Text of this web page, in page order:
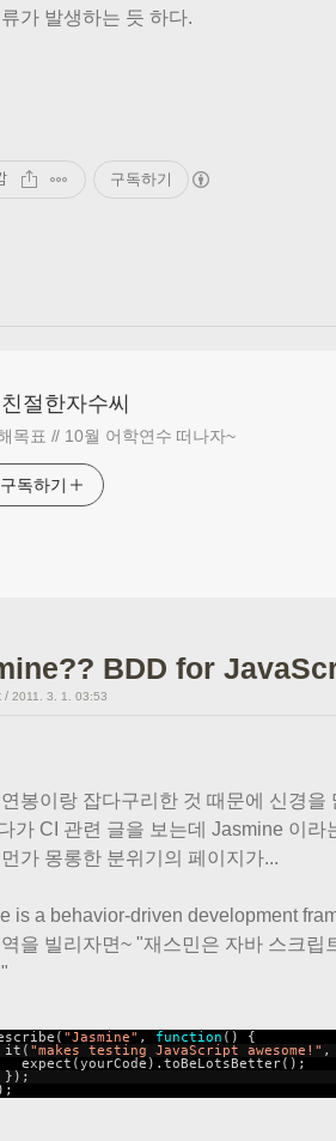
가 발생하는 듯 하다.
구독하기
절한자수씨
목표 // 10월 어학연수 떠나자~
구독하기
BDD for
/ 2011. 3. 1. 03:53
봉이랑 잡다구리한 것 때문에 신경을
가 CI 관련 글을 보는데 Jasmine 이라
가 몽롱한 분위기의 페이지가...
is a behavior-driven development
을 빌리자면~ "재스민 은 자바 스크립
"Jasmine" , function () {
it( "makes testing JavaScript awesome!" ,
expect(yourCode).toBeLotsBetter();
});